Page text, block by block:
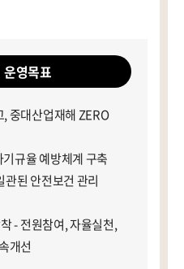
영목표
중대산업재해 ZERO
규율 예방체계 구축
관된 안전보건 관리
- 전원참여, 자율실천,
개선